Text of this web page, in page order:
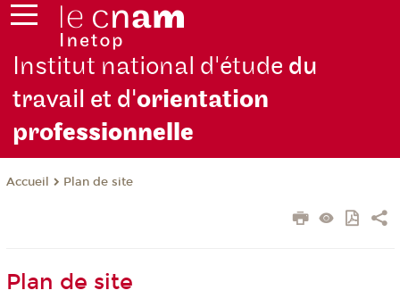
Institut national d'étude du
travail et d'orientation
professionnelle
Accueil Plan de site
Plan de site